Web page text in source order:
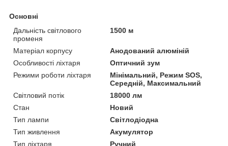
Основні
Дальність світлового
променя
1500 м
Матеріал корпусу
Анодований алюміній
Особливості ліхтаря
Оптичний зум
Режими роботи ліхтаря
Мінімальний, Режим SOS,
Середній, Максимальний
Світловий потік
18000 лм
Стан
Новий
Тип лампи
Світлодіодна
Тип живлення
Акумулятор
Тип ліхтаря
Ручний